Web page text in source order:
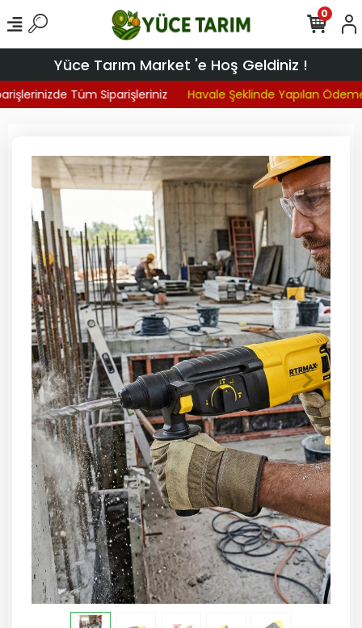
Yüce Tarım Market 'e Hoş Geldiniz !
Tüm Siparişleriniz Havale Şeklinde Yapılan
0